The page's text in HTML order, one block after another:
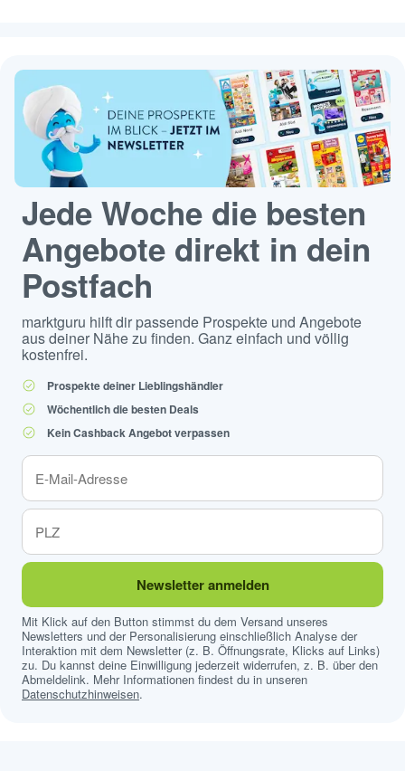
Jede Woche die besten
Angebote direkt in dein
Postfach
marktguru hilft dir passende Prospekte und Angebote
aus deiner Nähe zu finden. Ganz einfach und völlig
kostenfrei.
Prospekte deiner Lieblingshändler
Wöchentlich die besten Deals
Kein Cashback Angebot verpassen
Newsletter anmelden
Mit Klick auf den Button stimmst du dem Versand unseres
Newsletters und der Personalisierung einschließlich Analyse der
Interaktion mit dem Newsletter (z. B. Öffnungsrate, Klicks auf Links)
zu. Du kannst deine Einwilligung jederzeit widerrufen, z. B. über den
Abmeldelink. Mehr Informationen findest du in unseren
Datenschutzhinweisen.